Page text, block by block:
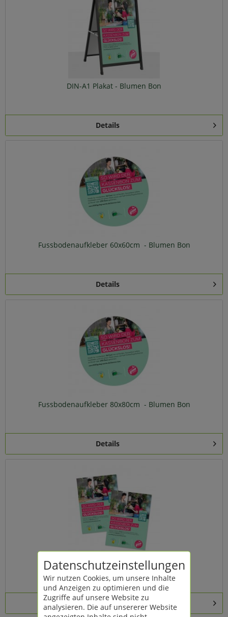
DIN-A1 Plakat - Blumen Bon
Details
Fussbodenaufkleber 60x60cm - Blumen Bon
Details
Fussbodenaufkleber 80x80cm - Blumen Bon
Details
Postkarte - Blumen Bon
Details
Datenschutzeinstellungen
Wir nutzen Cookies, um unsere Inhalte
und Anzeigen zu optimieren und die
Zugriffe auf unsere Website zu
analysieren. Die auf unsererer Website